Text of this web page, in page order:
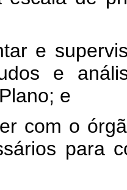
e
e
e
com o
para